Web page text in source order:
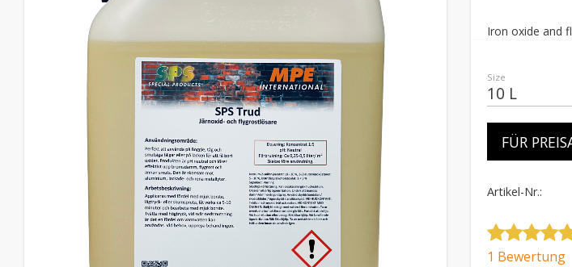
Iron oxide and
Size
FÜR
Artikel-Nr.
1 Bewertung